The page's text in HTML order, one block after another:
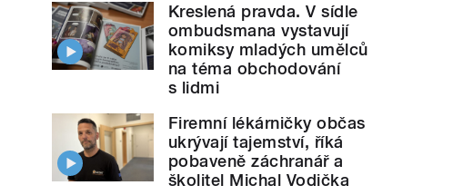
Kreslená pravda. V sídle
ombudsmana vystavují
komiksy mladých umělců
na téma obchodování
s lidmi
Firemní lékárničky občas
ukrývají tajemství, říká
pobaveně záchranář a
školitel Michal Vodička